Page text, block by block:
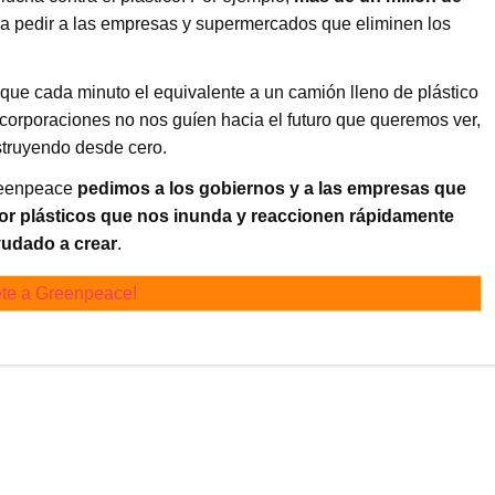
pedir a las empresas y supermercados que eliminen los
cada minuto el equivalente a un camión lleno de plástico
no nos guíen hacia el futuro que queremos ver,
desde cero.
pedimos a los gobiernos y a las empresas que
plásticos que nos inunda y reaccionen rápidamente
a crear.
a Greenpeace!